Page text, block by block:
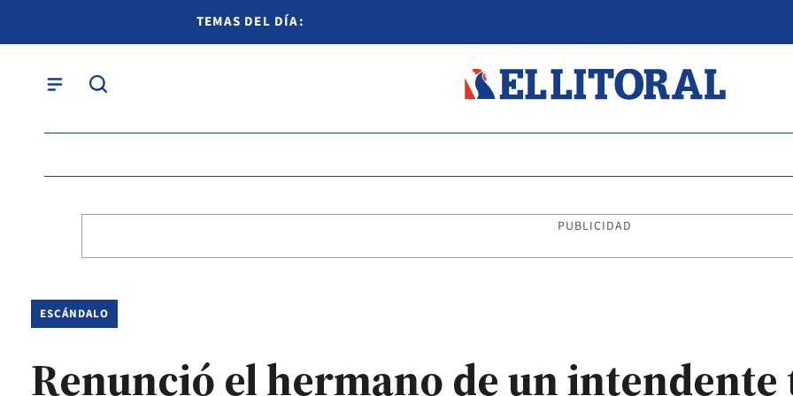
TEMAS DEL DÍA:
PUBLICIDAD
ESCÁNDALO
Renunció el hermano de un intendente